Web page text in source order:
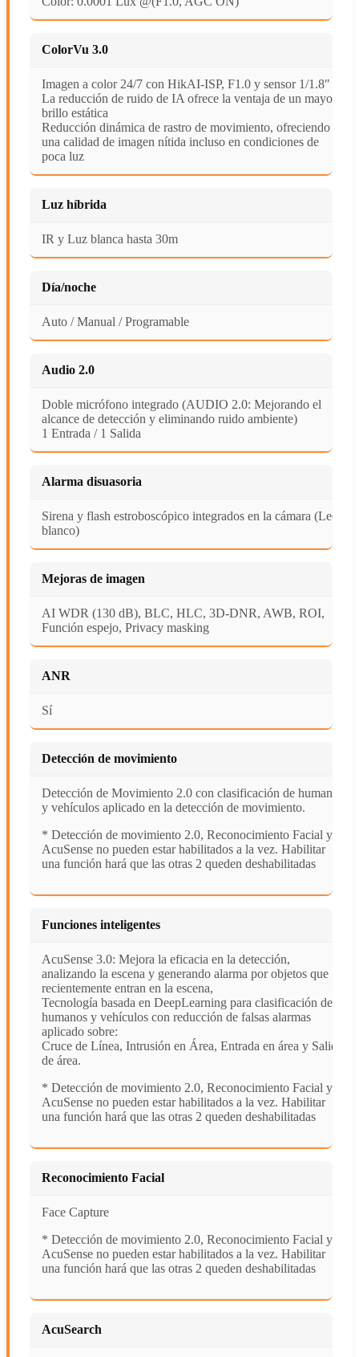
ColorVu 3.0
Imagen a color 24/7 con HikAI-ISP, F1.0 y sensor 1/1.8″
La reducción de ruido de IA ofrece la ventaja de un mayor
brillo estática
Reducción dinámica de rastro de movimiento, ofreciendo
una calidad de imagen nítida incluso en condiciones de
poca luz
Luz híbrida
IR y Luz blanca hasta 30m
Día/noche
Auto / Manual / Programable
Audio 2.0
Doble micrófono integrado (AUDIO 2.0: Mejorando el
alcance de detección y eliminando ruido ambiente)
1 Entrada / 1 Salida
Alarma disuasoria
Sirena y flash estroboscópico integrados en la cámara (Led
blanco)
Mejoras de imagen
AI WDR (130 dB), BLC, HLC, 3D-DNR, AWB, ROI,
Función espejo, Privacy masking
ANR
Sí
Detección de movimiento
Detección de Movimiento 2.0 con clasificación de humanos
y vehículos aplicado en la detección de movimiento.
* Detección de movimiento 2.0, Reconocimiento Facial y
AcuSense no pueden estar habilitados a la vez. Habilitar
una función hará que las otras 2 queden deshabilitadas
Funciones inteligentes
AcuSense 3.0: Mejora la eficacia en la detección,
analizando la escena y generando alarma por objetos que
recientemente entran en la escena,
Tecnología basada en DeepLearning para clasificación de
humanos y vehículos con reducción de falsas alarmas
aplicado sobre:
Cruce de Línea, Intrusión en Área, Entrada en área y Salida
de área.
* Detección de movimiento 2.0, Reconocimiento Facial y
AcuSense no pueden estar habilitados a la vez. Habilitar
una función hará que las otras 2 queden deshabilitadas
Reconocimiento Facial
Face Capture
* Detección de movimiento 2.0, Reconocimiento Facial y
AcuSense no pueden estar habilitados a la vez. Habilitar
una función hará que las otras 2 queden deshabilitadas
AcuSearch